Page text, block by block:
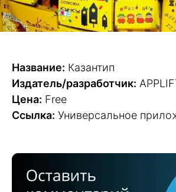
Название: Казантип
Издатель/разработчик:
Цена: Free
Ссылка: Универсальное